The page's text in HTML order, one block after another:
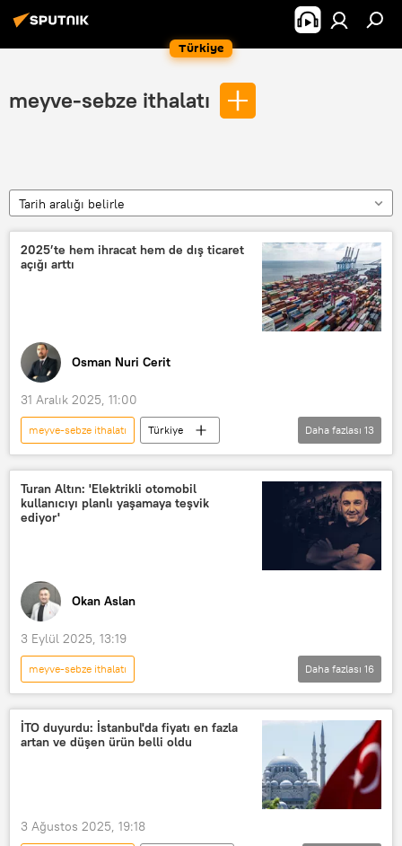
Türkiye
meyve-sebze ithalatı
Tarih aralığı belirle
2025’te hem ihracat hem de dış ticaret
açığı arttı
Osman Nuri Cerit
31 Aralık 2025, 11:00
meyve-sebze ithalatı
Türkiye
Suudi Arabistan
Ticaret Bakanlığı
AB
Avrupa Birliği
Dış ticaret açığı
Dış ticaret
2025'TE NELER OLDU?
Daha fazlası 13
Turan Altın: 'Elektrikli otomobil
kullanıcıyı planlı yaşamaya teşvik
ediyor'
Okan Aslan
3 Eylül 2025, 13:19
meyve-sebze ithalatı
OKAN ASLAN İLE GÜN ORTASI
Türkiye
Haberler
Radyo Sputnik
RADYO
fuar
Meyve
Daha fazlası 16
İTO duyurdu: İstanbul'da fiyatı en fazla
artan ve düşen ürün belli oldu
3 Ağustos 2025, 19:18